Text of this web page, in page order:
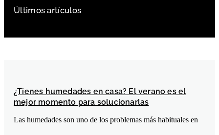
Últimos artículos
¿Tienes humedades en casa? El verano es el
mejor momento para solucionarlas
Las humedades son uno de los problemas más habituales en